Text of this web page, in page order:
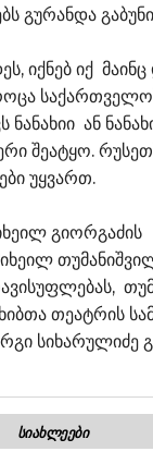
გურანდა
იქნებ იქ
ნანახიი ან
შეატყო.
უყვართ.
გიორგაძის
თეატრის
სიხარულიძე
ᲡᲘᲐᲮᲚᲔᲔᲑᲘ